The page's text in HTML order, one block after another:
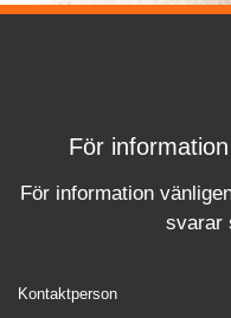
För
För information
svarar
Kontaktperson